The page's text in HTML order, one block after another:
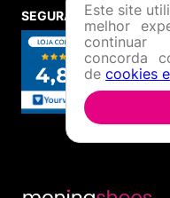
SEGURANÇA EEste site
melhor
continuar
concorda
de cookies